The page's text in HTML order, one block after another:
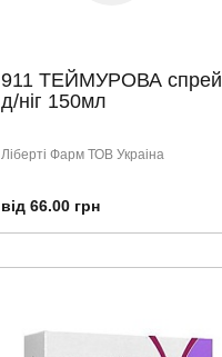
911 ТЕЙМУРОВА спрей
д/ніг 150мл
Ліберті Фарм ТОВ Украіна
від 66.00 грн